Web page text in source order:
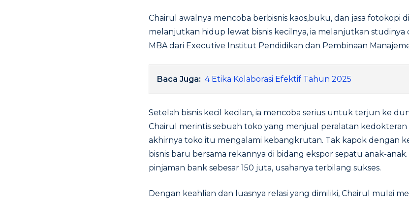
Chairul awalnya mencoba berbisnis kaos,buku, dan jasa fotokopi
melanjutkan hidup lewat bisnis kecilnya, ia melanjutkan
MBA dari Executive Institut Pendidikan dan Pembinaan
Baca Juga: 4 Etika Kolaborasi Efektif Tahun 2025
Setelah bisnis kecil kecilan, ia mencoba serius untuk terjun ke
Chairul merintis sebuah toko yang menjual peralatan
akhirnya toko itu mengalami kebangkrutan. Tak kapok dengan
bisnis baru bersama rekannya di bidang ekspor sepatu anak-
pinjaman bank sebesar 150 juta, usahanya terbilang sukses.
Dengan keahlian dan luasnya relasi yang dimiliki, Chairul mulai